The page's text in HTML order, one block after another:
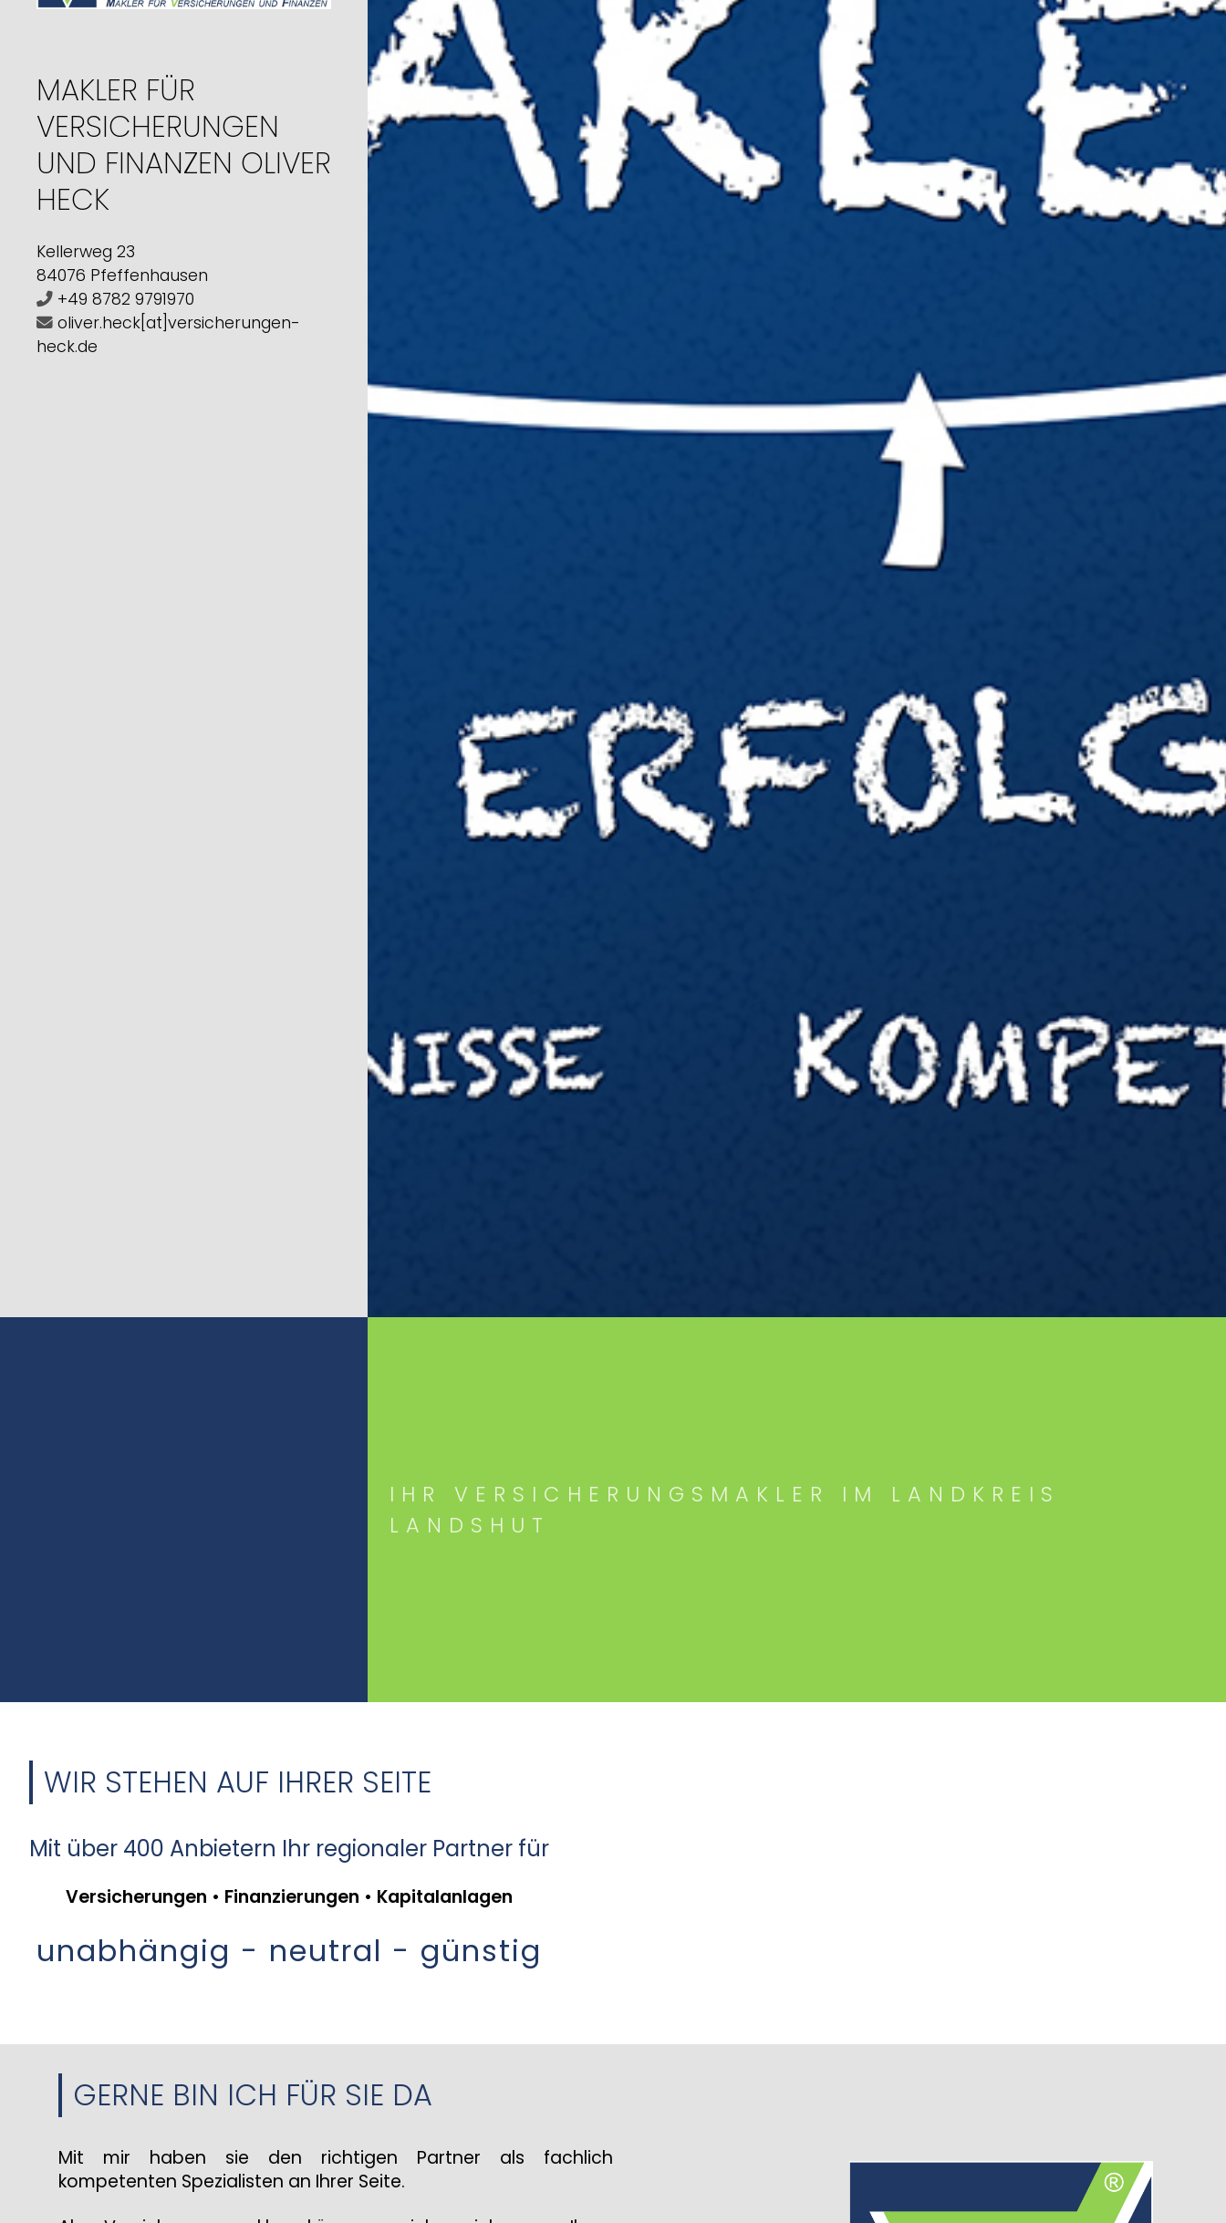
MAKLER FÜR
VERSICHERUNGEN
UND FINANZEN OLIVER
HECK
Kellerweg 23
84076 Pfeffenhausen
+49 8782 9791970
oliver.heck[at]versicherungen-
heck.de
IHR VERSICHERUNGSMAKLER IM LANDKREIS
LANDSHUT
WIR STEHEN AUF IHRER SEITE
Mit über 400 Anbietern Ihr regionaler Partner für
Versicherungen • Finanzierungen • Kapitalanlagen
unabhängig - neutral - günstig
GERNE BIN ICH FÜR SIE DA
Mit mir haben sie den richtigen Partner als fachlich
kompetenten Spezialisten an Ihrer Seite.